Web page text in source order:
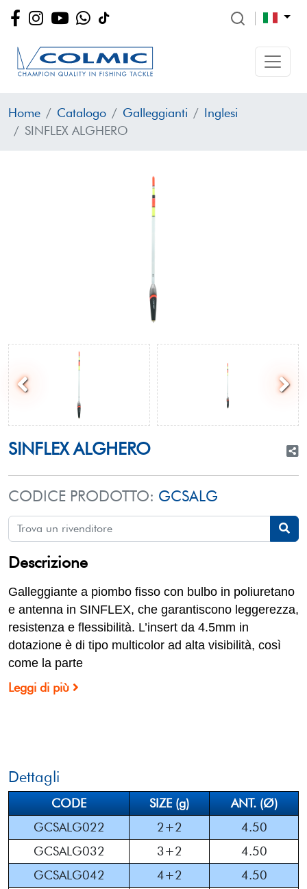
Home Catalogo Galleggianti
Inglesi
SINFLEX ALGHERO
SINFLEX ALGHERO
CODICE PRODOTTO: GCSALG
Descrizione
Galleggiante a piombo fisso con bulbo in poliuretano
e antenna in SINFLEX, che garantiscono leggerezza,
resistenza e flessibilità. L’insert da 4.5mm in
dotazione è di tipo multicolor ad alta visibilità, così
come la parte
Leggi di più
Dettagli
CODE SIZE (g)
ANT. (Ø)
GCSALG022
2+2
4.50
GCSALG032
3+2
4.50
GCSALG042
4+2
4.50